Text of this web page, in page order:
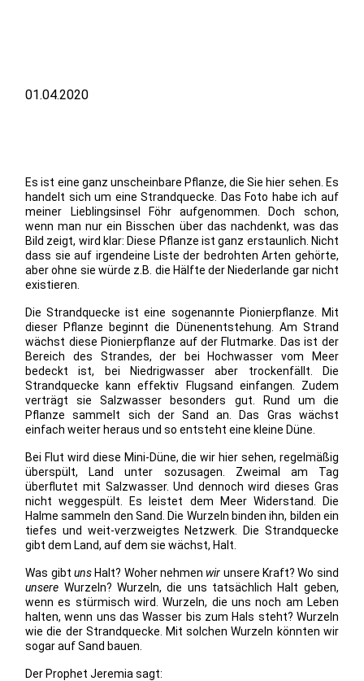
01.04.2020
Es ist eine ganz unscheinbare Pflanze, die Sie hier sehen. Es
handelt sich um eine Strandquecke. Das Foto habe ich auf
meiner Lieblingsinsel Föhr aufgenommen. Doch schon,
wenn man nur ein Bisschen über das nachdenkt, was das
Bild zeigt, wird klar: Diese Pflanze ist ganz erstaunlich. Nicht
dass sie auf irgendeine Liste der bedrohten Arten gehörte,
aber ohne sie würde z.B. die Hälfte der Niederlande gar nicht
existieren.
Die Strandquecke ist eine sogenannte Pionierpflanze. Mit
dieser Pflanze beginnt die Dünenentstehung. Am Strand
wächst diese Pionierpflanze auf der Flutmarke. Das ist der
Bereich des Strandes, der bei Hochwasser vom Meer
bedeckt ist, bei Niedrigwasser aber trockenfällt. Die
Strandquecke kann effektiv Flugsand einfangen. Zudem
verträgt sie Salzwasser besonders gut. Rund um die
Pflanze sammelt sich der Sand an. Das Gras wächst
einfach weiter heraus und so entsteht eine kleine Düne.
Bei Flut wird diese Mini-Düne, die wir hier sehen, regelmäßig
überspült, Land unter sozusagen. Zweimal am Tag
überflutet mit Salzwasser. Und dennoch wird dieses Gras
nicht weggespült. Es leistet dem Meer Widerstand. Die
Halme sammeln den Sand. Die Wurzeln binden ihn, bilden ein
tiefes und weit-verzweigtes Netzwerk. Die Strandquecke
gibt dem Land, auf dem sie wächst, Halt.
Was gibt unsHalt? Woher nehmen wir unsere Kraft? Wo sind
unsere Wurzeln? Wurzeln, die uns tatsächlich Halt geben,
wenn es stürmisch wird. Wurzeln, die uns noch am Leben
halten, wenn uns das Wasser bis zum Hals steht? Wurzeln
wie die der Strandquecke. Mit solchen Wurzeln könnten wir
sogar auf Sand bauen.
Der Prophet Jeremia sagt: